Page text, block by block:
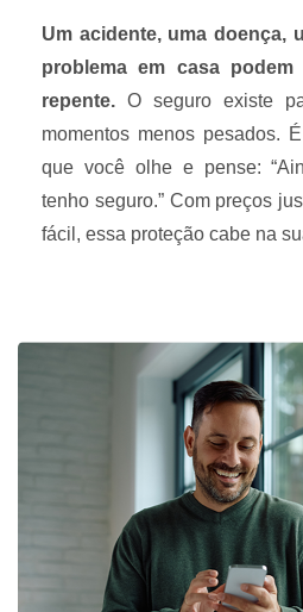
Um acidente, uma doença,
problema em casa
repente. O seguro existe
momentos menos pesados.
que você olhe e pense:
tenho seguro.” Com preços
fácil, essa proteção cabe na